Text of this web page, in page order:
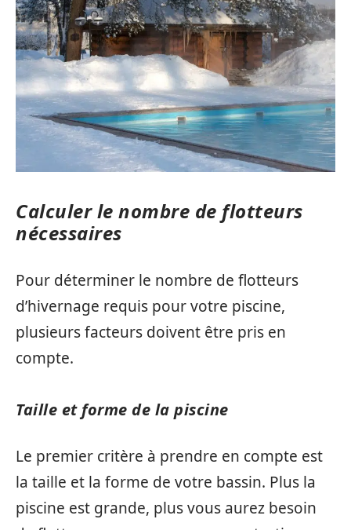
Calculer le nombre de flotteurs
nécessaires
Pour déterminer le nombre de flotteurs
d’hivernage requis pour votre piscine,
plusieurs facteurs doivent être pris en
compte.
Taille et forme de la piscine
Le premier critère à prendre en compte est
la taille et la forme de votre bassin. Plus la
piscine est grande, plus vous aurez besoin